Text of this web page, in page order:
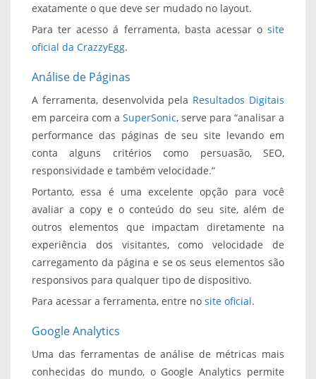
exatamente o que deve ser mudado no layout.
Para ter acesso á ferramenta, basta acessar o site
oficial da CrazzyEgg.
Análise de Páginas
A ferramenta, desenvolvida pela Resultados Digitais
em parceira com a SuperSonic, serve para “analisar a
performance das páginas de seu site levando em
conta alguns critérios como persuasão, SEO,
responsividade e também velocidade.”
Portanto, essa é uma excelente opção para você
avaliar a copy e o conteúdo do seu site, além de
outros elementos que impactam diretamente na
experiência dos visitantes, como velocidade de
carregamento da página e se os seus elementos são
responsivos para qualquer tipo de dispositivo.
Para acessar a ferramenta, entre no site oficial.
Google Analytics
Uma das ferramentas de análise de métricas mais
conhecidas do mundo, o Google Analytics permite